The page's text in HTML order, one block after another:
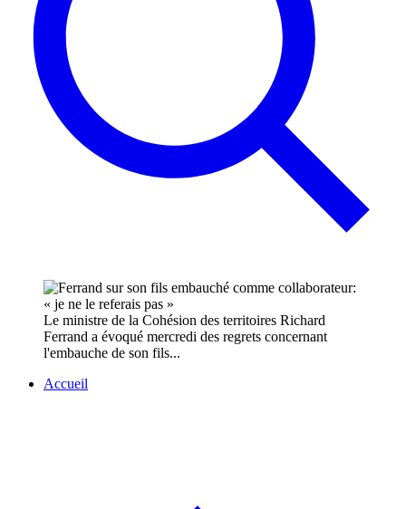
Le ministre de la Cohésion des territoires Richard
Ferrand a évoqué mercredi des regrets concernant
l'embauche de son fils...
Accueil